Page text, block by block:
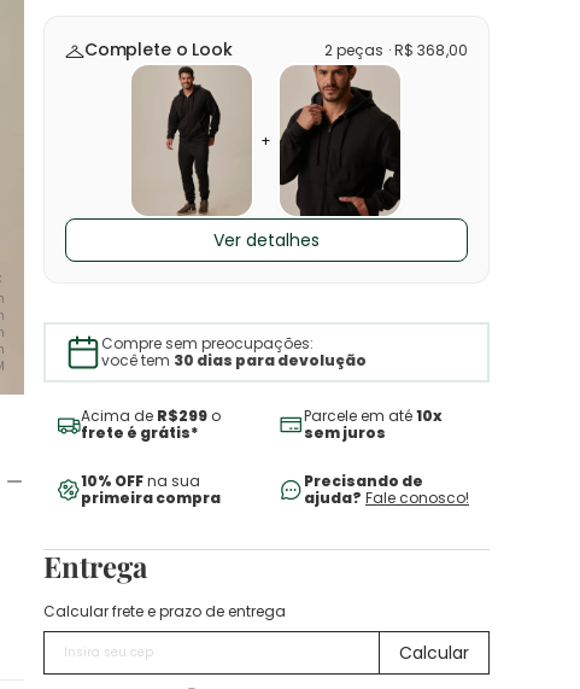
Complete o Look 2peças ·R$ 368,00
+
Ver detalhes
Compre sem preocupações:
você tem 30 dias para devolução
Acima de R$299o
frete é grátis*
Parcele em até10x
sem juros
10% OFFna sua
primeira compra
Precisando de
ajuda? Fale conosco!
Entrega
Calcular frete e prazo de entrega